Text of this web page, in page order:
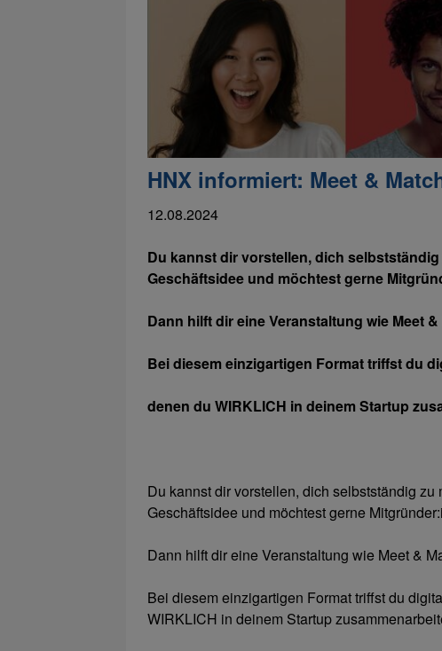
HNX informiert: Meet &
12.08.2024
Du kannst dir vorstellen, dich
Geschäftsidee und möchtest gerne
Dann hilft dir eine Veranstaltung wie Meet
Bei diesem einzigartigen Format triffst du
denen du WIRKLICH in deinem Startup
Du kannst dir vorstellen, dich selbstständig
Geschäftsidee und möchtest gerne
Dann hilft dir eine Veranstaltung wie Meet &
Bei diesem einzigartigen Format triffst du
WIRKLICH in deinem Startup